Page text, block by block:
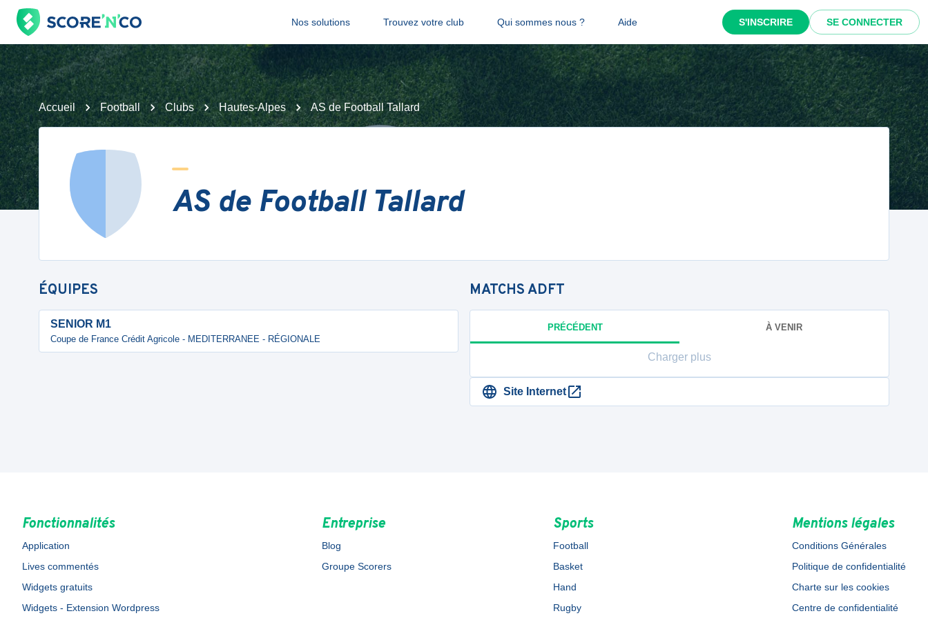
Nos solutions Trouvez votre club Qui sommes nous ? Aide S'INSCRIRE SE CONNECTER
Accueil Football Clubs Hautes-Alpes AS de Football Tallard
AS de Football Tallard
ÉQUIPES
SENIOR M1
Coupe de France Crédit Agricole - MEDITERRANEE - RÉGIONALE
MATCHSADFT
PRÉCÉDENT À VENIR
Charger plus
Site Internet
Fonctionnalités
Application
Lives commentés
Widgets gratuits
Widgets - Extension Wordpress
Entreprise
Blog
Groupe Scorers
Sports
Football
Basket
Hand
Rugby
Mentions légales
Conditions Générales
Politique de confidentialité
Charte sur les cookies
Centre de confidentialité